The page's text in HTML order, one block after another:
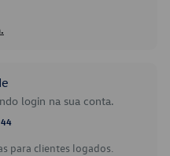
login na sua conta.
para clientes logados.